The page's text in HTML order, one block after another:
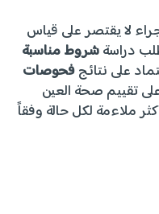
لا يقتصر على قياس
دراسةشروط مناسبة
على نتائجفحوصات
تقييم صحة العين
ملاءمة لكل حالة وفقاً